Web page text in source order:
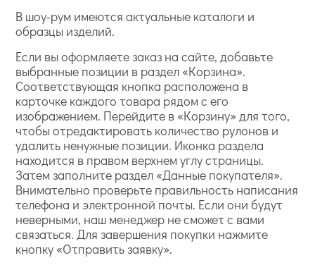
В шоу-рум имеются актуальные каталоги и
образцы изделий.
Если вы оформляете заказ на сайте, добавьте
выбранные позиции в раздел «Корзина».
Соответствующая кнопка расположена в
карточке каждого товара рядом с его
изображением. Перейдите в «Корзину» для того,
чтобы отредактировать количество рулонов и
удалить ненужные позиции. Иконка раздела
находится в правом верхнем углу страницы.
Затем заполните раздел «Данные покупателя».
Внимательно проверьте правильность написания
телефона и электронной почты. Если они будут
неверными, наш менеджер не сможет с вами
связаться. Для завершения покупки нажмите
кнопку «Отправить заявку».